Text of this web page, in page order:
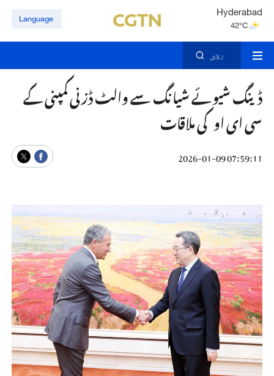
Hyderabad
42°C
Mumbai
Language
تلاش
ڈینگ شیوئے شیانگ سے والٹ ڈزنی کمپنی کے
سی ای او کی ملاقات
07:59:11 2026-01-09